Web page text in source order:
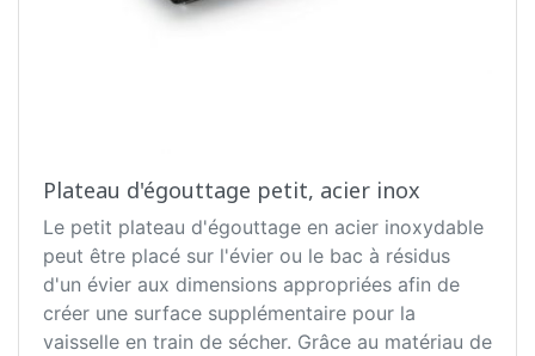
Plateau d'égouttage petit, acier inox
Le petit plateau d'égouttage en acier inoxydable
peut être placé sur l'évier ou le bac à résidus
d'un évier aux dimensions appropriées afin de
créer une surface supplémentaire pour la
vaisselle en train de sécher. Grâce au matériau de